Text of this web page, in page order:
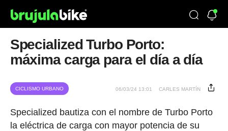
Specialized Turbo Porto:
máxima carga para el día a día
CICLISMO URBANO 06/03/24 13:01 CARLES MARTÍN
Specialized bautiza con el nombre de Turbo Porto
la eléctrica de carga con mayor potencia de su